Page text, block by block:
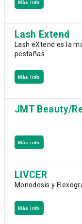
Más info
Lash Extend
Lash eXtend es la
pestañas.
Más info
JMT Beauty/
Más info
LIVCER
Monodosis y
Más info